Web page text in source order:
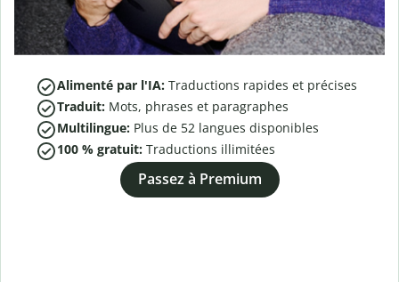
Alimenté par l'IA: Traductions rapides et précises
Traduit: Mots, phrases et paragraphes
Multilingue: Plus de 52 langues disponibles
100 % gratuit: Traductions illimitées
Passez à Premium